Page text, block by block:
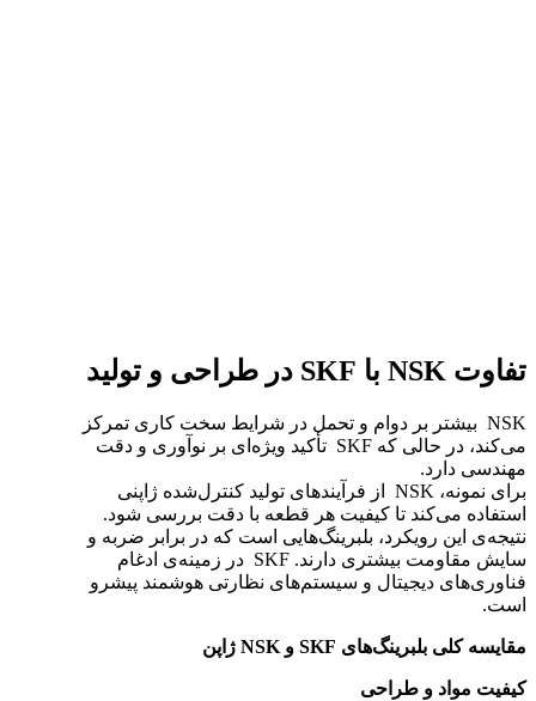
تفاوت NSK با SKF در طراحی و تولید
NSK بیشتر بر دوام و تحمل در شرایط سخت کاری تمرکز
می‌کند، در حالی که SKF تأکید ویژه‌ای بر نوآوری و دقت
مهندسی دارد.
برای نمونه، NSK از فرآیندهای تولید کنترل‌شده ژاپنی
استفاده می‌کند تا کیفیت هر قطعه با دقت بررسی شود.
نتیجه‌ی این رویکرد، بلبرینگ‌هایی است که در برابر ضربه و
سایش مقاومت بیشتری دارند. SKF در زمینه‌ی ادغام
فناوری‌های دیجیتال و سیستم‌های نظارتی هوشمند پیشرو
است.
مقایسه کلی بلبرینگ‌های و ژاپن
کیفیت مواد و طراحی